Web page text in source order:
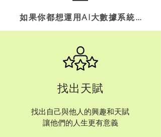
如果你都想運用AI大數據系統...
找出天賦​
找出自己與他人的興趣和天賦
讓他們的人生更有意義